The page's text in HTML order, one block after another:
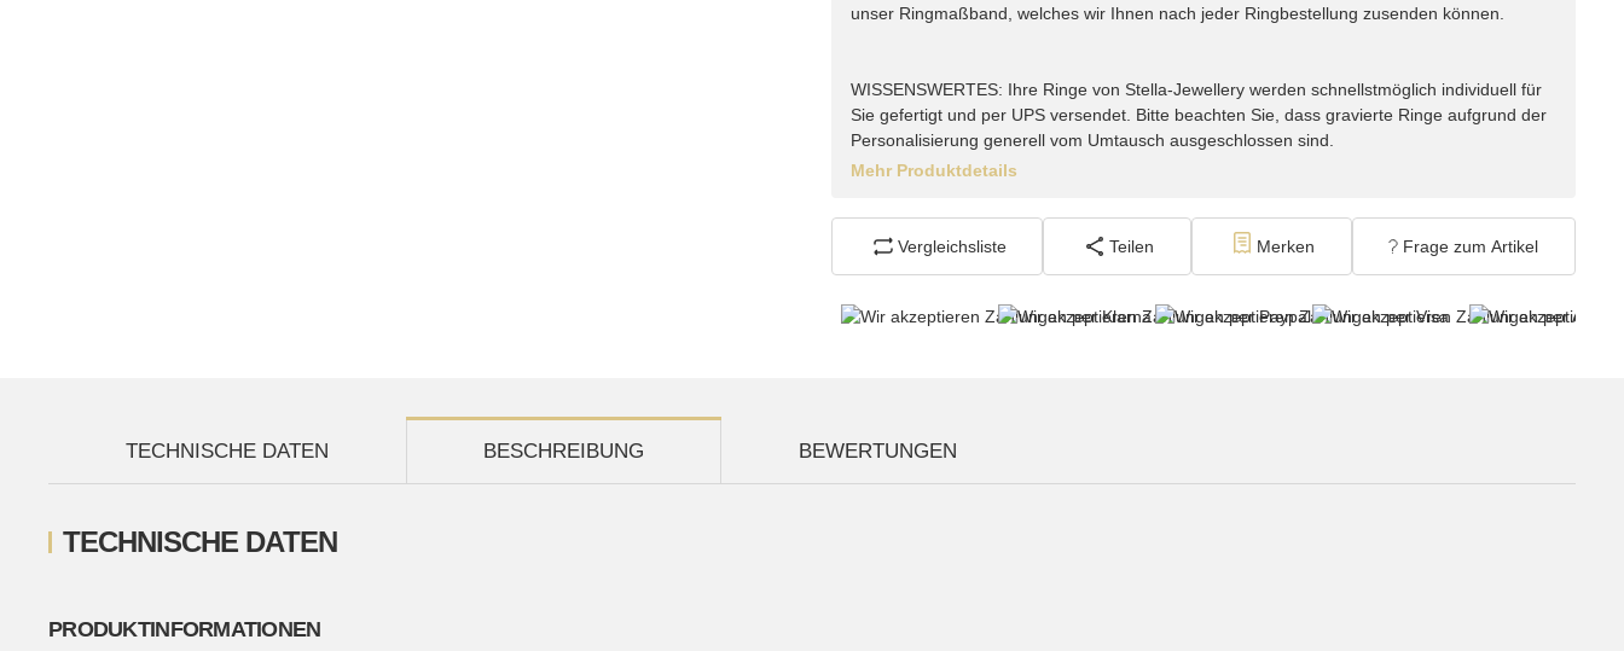
unser Ringmaßband, welches wir Ihnen nach jeder Ringbestellung zusenden können.
WISSENSWERTES: Ihre Ringe von Stella-Jewellery werden schnellstmöglich individuell für
Sie gefertigt und per UPS versendet. Bitte beachten Sie, dass gravierte Ringe aufgrund der
Personalisierung generell vom Umtausch ausgeschlossen sind.
Mehr Produktdetails
Vergleichsliste Teilen Merken Frage zum Artikel
TECHNISCHE DATEN BESCHREIBUNG BEWERTUNGEN
TECHNISCHE DATEN
PRODUKTINFORMATIONEN